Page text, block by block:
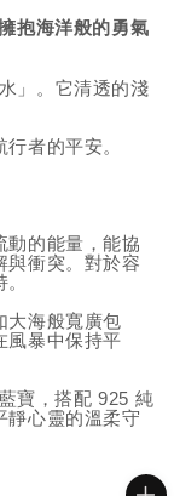
擁抱海洋般的勇氣
」。它清透的淺
者的平安。
動的能量，能協
與衝突。對於容
大海般寬廣包
風暴中保持平
寶，搭配 925 純
靜心靈的溫柔守